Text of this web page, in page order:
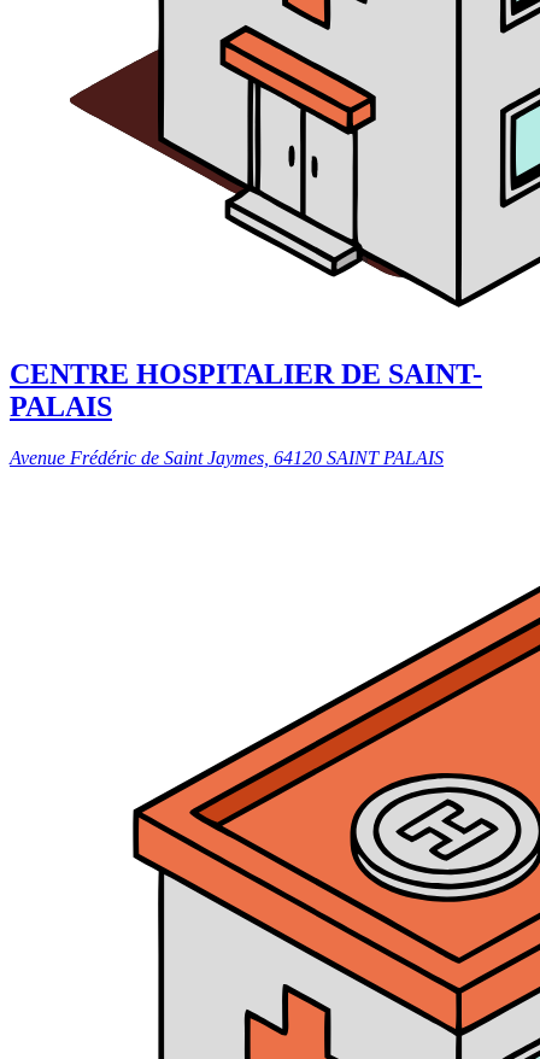
CENTRE HOSPITALIER DE SAINT-
PALAIS
Avenue Frédéric de Saint Jaymes, 64120 SAINT PALAIS